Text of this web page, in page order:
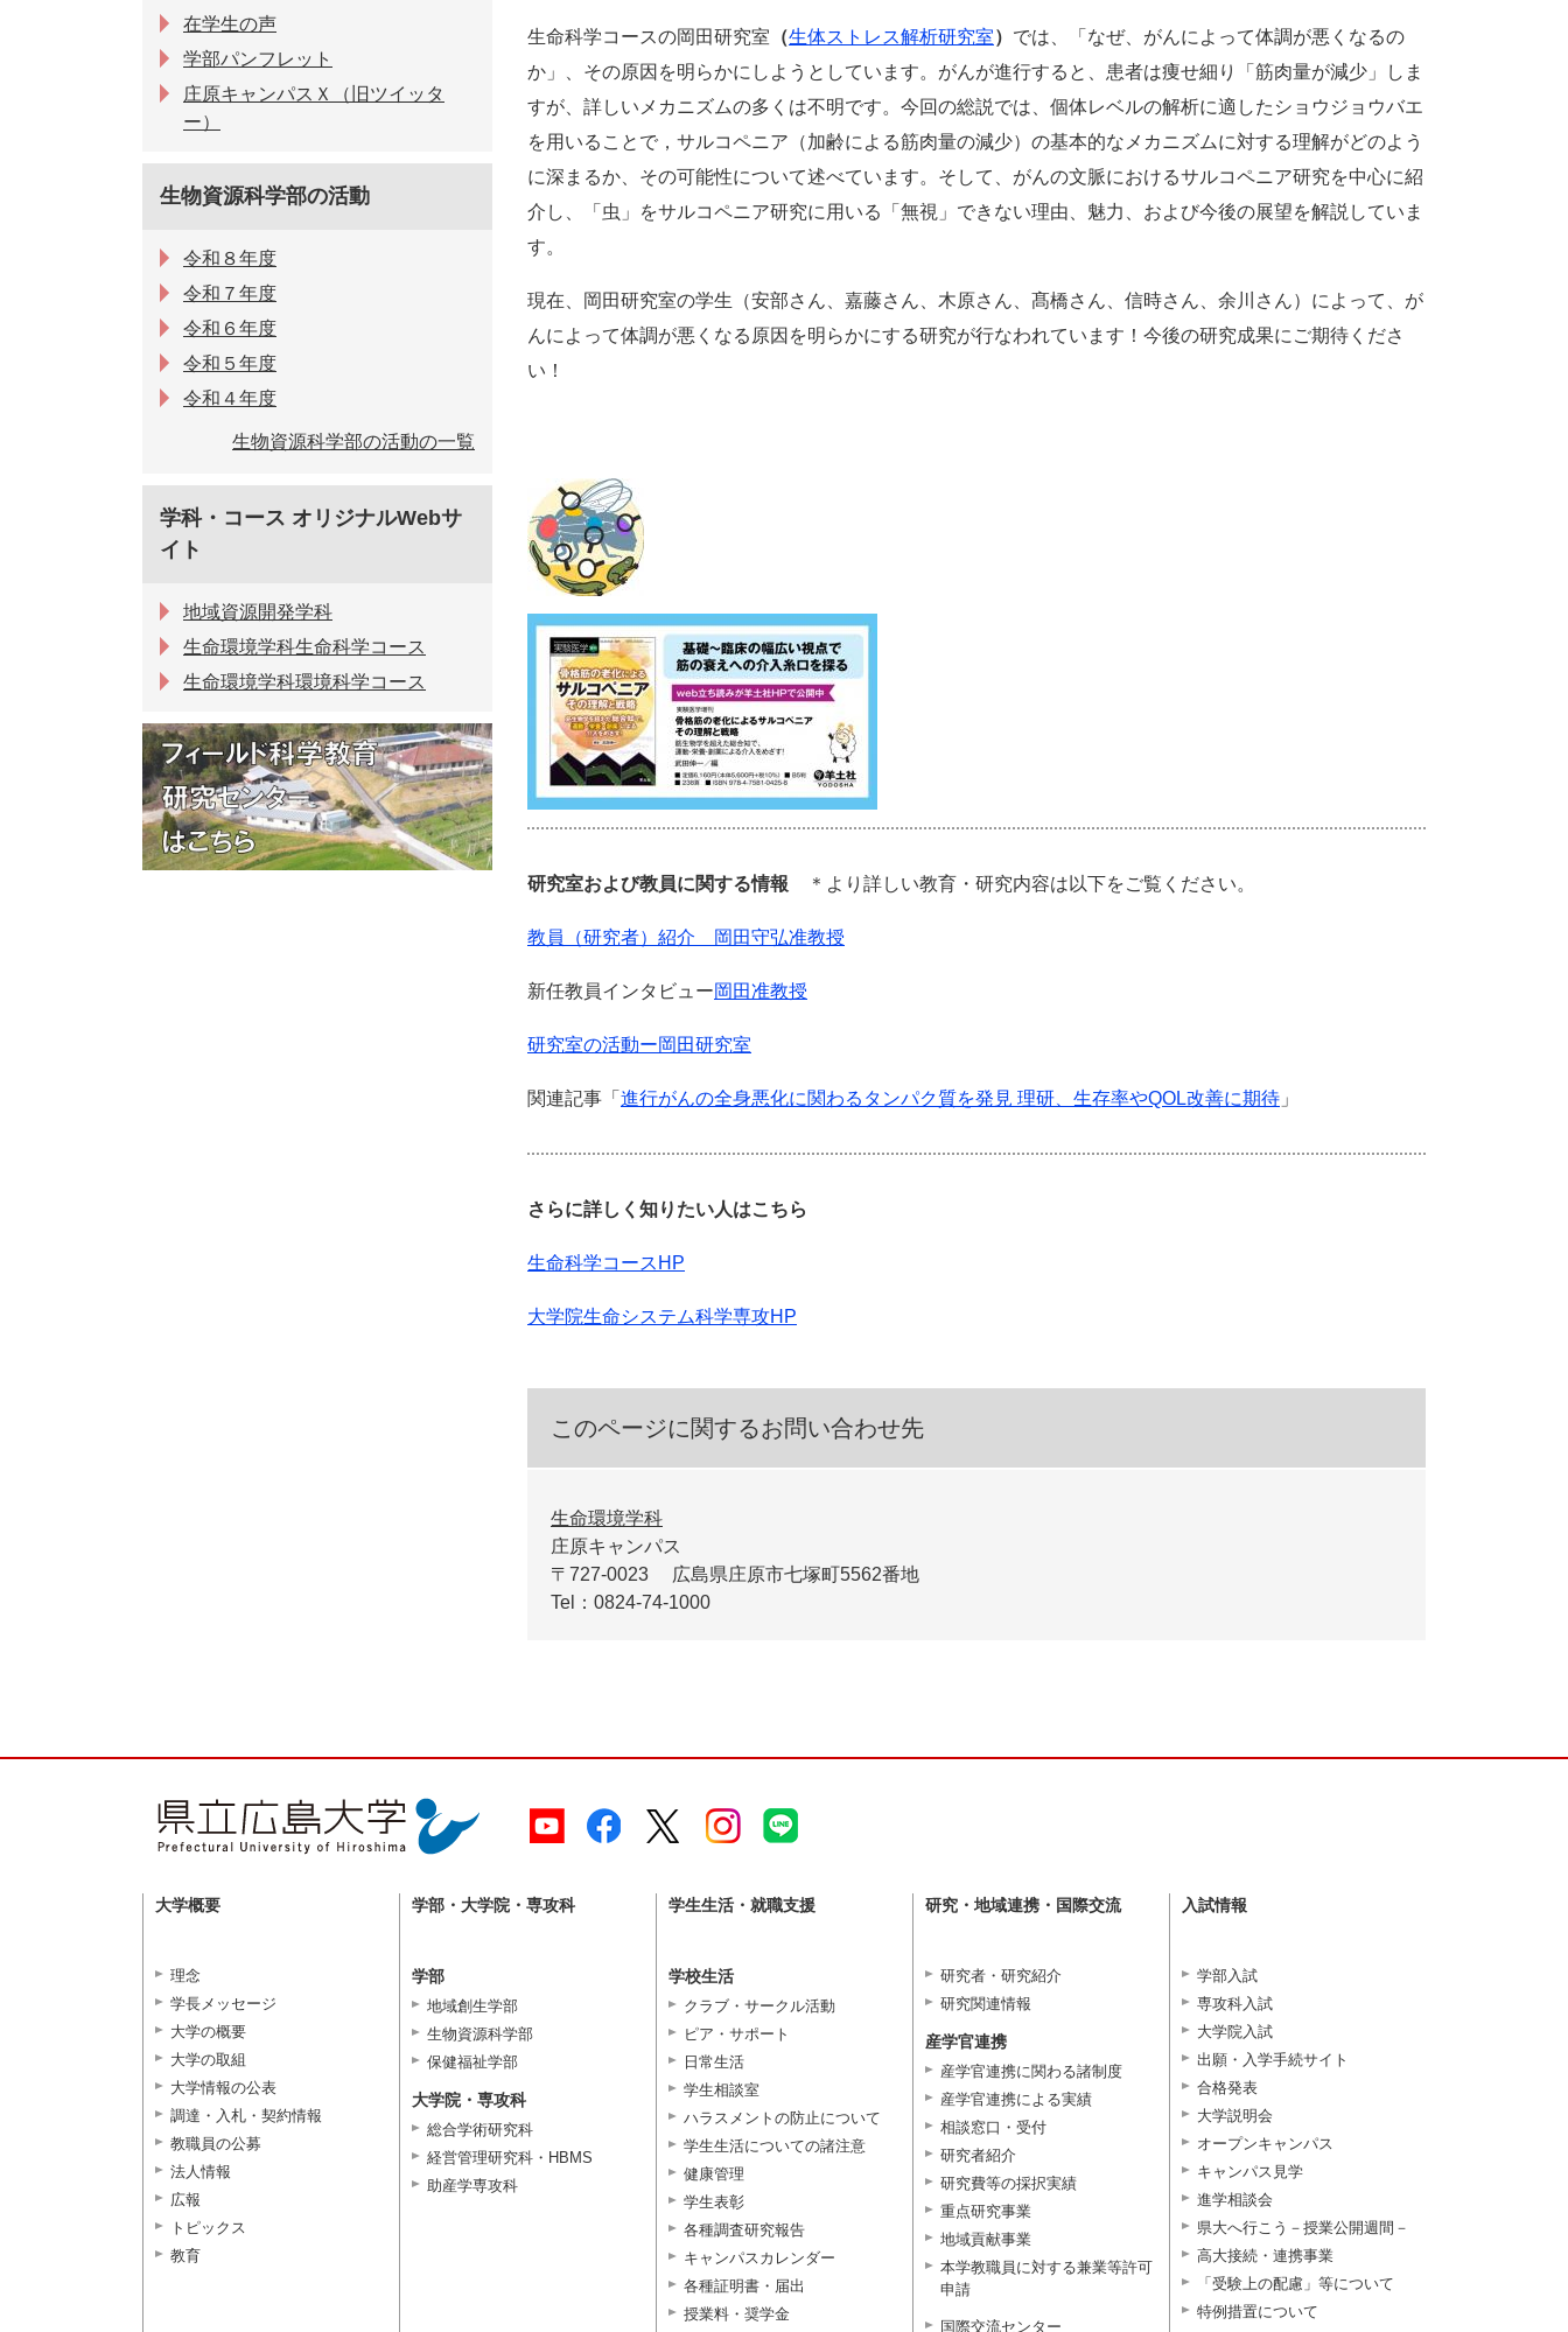
生命科学コースの岡田研究室 （生体ストレス解析研究室） では、「なぜ、がんによって体調が悪くなるの
か」、その原因を明らかにしようとしています。がんが進行すると、患者は痩せ細り「筋肉量が減少」しま
すが、詳しいメカニズムの多くは不明です。今回の総説では、個体レベルの解析に適したショウジョウバエ
を用いることで，サルコペニア（加齢による筋肉量の減少）の基本的なメカニズムに対する理解がどのよう
に深まるか、その可能性について述べています。そして、がんの文脈におけるサルコペニア研究を中心に紹
介し、「虫」をサルコペニア研究に用いる「無視」できない理由、魅力、および今後の展望を解説していま
す。
現在、岡田研究室の学生（安部さん、嘉藤さん、木原さん、髙橋さん、信時さん、余川さん）によって、が
んによって体調が悪くなる原因を明らかにする研究が行なわれています！今後の研究成果にご期待くださ
い！
研究室および教員に関する情報 ＊より詳しい教育・研究内容は以下をご覧ください。​
教員（研究者）紹介 岡田守弘准教授
新任教員インタビュー岡田准教授
研究室の活動ー岡田研究室
関連記事「 進行がんの全身悪化に関わるタンパク質を発見 理研、生存率やQOL改善に期待 」
さらに詳しく知りたい人はこちら
生命科学コースHP
大学院生命システム科学専攻HP
このページに関するお問い合わせ先
生命環境学科
庄原キャンパス
〒727-0023
広島県庄原市七塚町5562番地
Tel：0824-74-1000
在学生の声
学部パンフレット
庄原キャンパスＸ（旧ツイッタ
ー）
生物資源科学部の活動
令和８年度
令和７年度
令和６年度
令和５年度
令和４年度
生物資源科学部の活動の一覧
学科・コース オリジナルWebサ
イト
地域資源開発学科
生命環境学科生命科学コース
生命環境学科環境科学コース
大学概要
理念
学長メッセージ
大学の概要
大学の取組
大学情報の公表
調達・入札・契約情報
教職員の公募
法人情報
広報
トピックス
教育
学部・大学院・専攻科
学部
地域創生学部
生物資源科学部
保健福祉学部
大学院・専攻科
総合学術研究科
経営管理研究科・HBMS
助産学専攻科
学生生活・就職支援
学校生活
クラブ・サークル活動
ピア・サポート
日常生活
学生相談室
ハラスメントの防止について
学生生活についての諸注意
健康管理
学生表彰
各種調査研究報告
キャンパスカレンダー
各種証明書・届出
授業料・奨学金
研究・地域連携・国際交流
研究者・研究紹介
研究関連情報
産学官連携
産学官連携に関わる諸制度
産学官連携による実績
相談窓口・受付
研究者紹介
研究費等の採択実績
重点研究事業
地域貢献事業
本学教職員に対する兼業等許可
申請
国際交流センター
入試情報
学部入試
専攻科入試
大学院入試
出願・入学手続サイト
合格発表
大学説明会
オープンキャンパス
キャンパス見学
進学相談会
県大へ行こう－授業公開週間－
高大接続・連携事業
「受験上の配慮」等について
特例措置について